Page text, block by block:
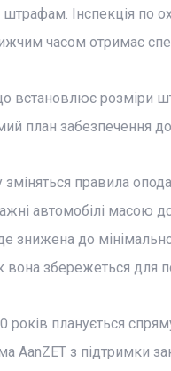
штрафам. Інспекція по
часом отримає
встановлює розміри
план забезпечення
правила
автомобілі масою
знижена до
вона збережеться для
років планується
AanZET з підтримки